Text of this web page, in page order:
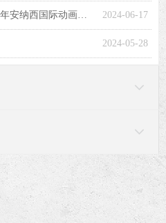
2024-06-17
中国电影联合展台亮相2024年安纳西国际动画电影节
2024-05-28